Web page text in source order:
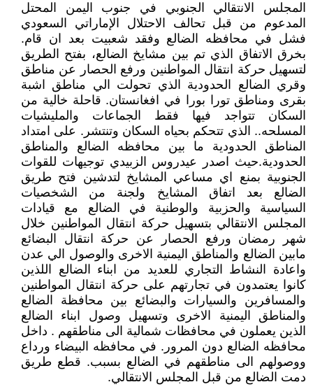
المجلس الانتقالي الجنوبي في جنوب اليمن المحتل
المدعوم من قبل تحالف الاحتلال الإماراتي السعودي
فشل في محافظه الضالع وفقد شعبيت بعد ان قام.
بخرق الاتفاق الذي تم بين مشايخ الضالع، بفتح الطريق
لتسهيل حركة انتقال المواطنين ورفع الحصار عن مناطق
وقري الضالع الحدودية الذي تحولت الي مناطق اشبة
بقرى ومناطق تورا بورا في افغانستان. قاحلة خالية من
السكان تتواجد فيها فقط الجماعات والمليشيات
المسلحه.. الذي تتحكم بحياه السكان وتنتشر. على امتداد
المناطق الحدودية ما بين محافظه الضالع والمناطق
الحدودية.حيث اصدر عيدروس الزبيدي توجيهات للقوات
الجنوبية بمنع اي مساعي المشايخ لتدشين فتح طريق
الضالع بعد اتفاق المشايخ ولجنة من الشخصيات
السياسية والحزبية والوطنية في الضالع مع قيادات
المجلس الانتقالي بتسهيل حركة انتقال المواطنين خلال
شهر رمضان ورفع الحصار عن حركة انتقال البضائع
مابين الضالع والمناطق اليمنية الاخرى والوصول الي عدن
واعادة النشاط التجاري للعديد من ابناء الضالع اللذين
كانوا يعتمدون في تجارتهم على حركة انتقال المواطنين
والمسافرين والسيارات والبضائع بين محافظة الضالع
والمناطق اليمنية الاخرى وتسهيل وصول ابناء الضالع
الذين يعملون في محافظات شمالية الى مناطقهم . داخل
محافظه الضالع دون المرور. في محافظه البيضاء ورداع
ووصولهم الى مناطقهم في الضالع بسبب. قطع طريق
دمت الضالع من قبل المجلس الانتقالي.